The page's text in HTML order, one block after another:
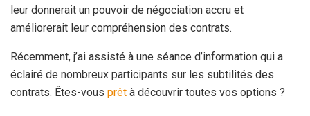
leur donnerait un pouvoir de négociation accru et
améliorerait leur compréhension des contrats.
Récemment, j’ai assisté à une séance d’information qui a
éclairé de nombreux participants sur les subtilités des
contrats. Êtes-vous prêt à découvrir toutes vos options ?